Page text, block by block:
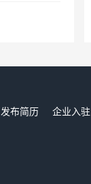
发布简历 企业入驻